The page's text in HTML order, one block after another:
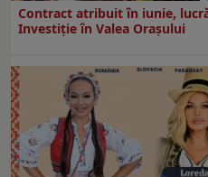
Contract atribuit în iunie,
Investiţie în Valea Oraşului